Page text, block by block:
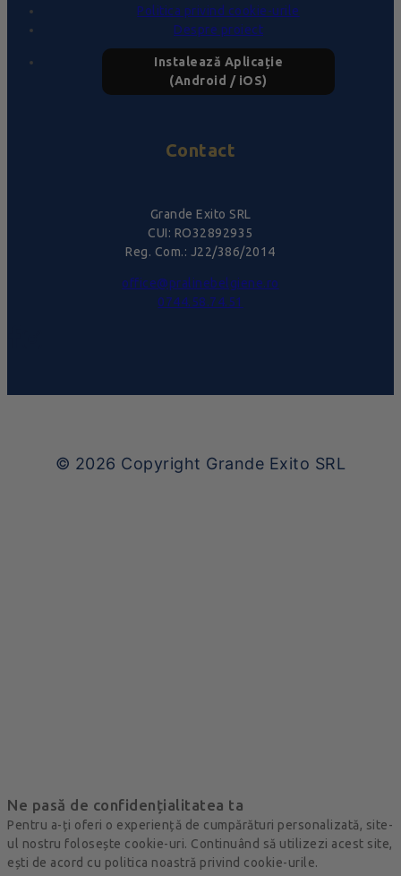
Politica privind cookie-urile
Despre proiect
Instalează Aplicație
(Android / iOS)
Contact
Grande Exito SRL
CUI: RO32892935
Reg. Com.: J22/386/2014
office@pralinebelgiene.ro
0744.58.74.51
© 2026 Copyright Grande Exito SRL
Ne pasă de confidențialitatea ta
Pentru a-ți oferi o experiență de cumpărături personalizată, site-
ul nostru folosește cookie-uri. Continuând să utilizezi acest site,
ești de acord cu politica noastră privind cookie-urile.